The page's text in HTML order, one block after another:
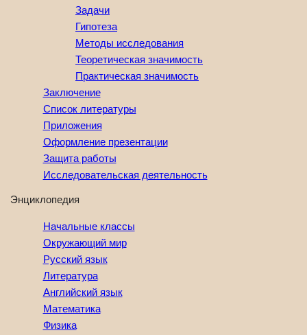
Задачи
Гипотеза
Методы исследования
Теоретическая значимость
Практическая значимость
Заключение
Список литературы
Приложения
Оформление презентации
Защита работы
Исследовательская деятельность
Энциклопедия
Начальные классы
Окружающий мир
Русский язык
Литература
Английский язык
Математика
Физика